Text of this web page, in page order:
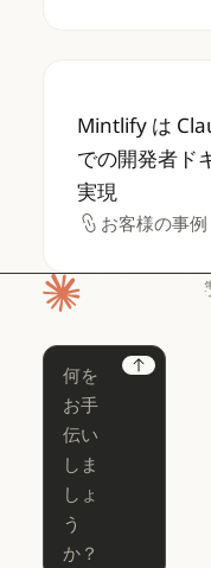
Mintlify は
Mintlify は
での開発者ド
実現
お客様の事例
お客様の事例
Next